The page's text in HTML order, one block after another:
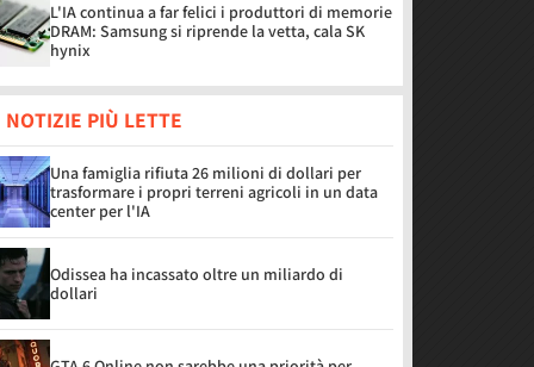
L'IA continua a far felici i produttori di memorie
DRAM: Samsung si riprende la vetta, cala SK
hynix
NOTIZIE PIÙ LETTE
Una famiglia rifiuta 26 milioni di dollari per
trasformare i propri terreni agricoli in un data
center per l'IA
Odissea ha incassato oltre un miliardo di
dollari